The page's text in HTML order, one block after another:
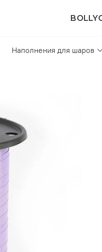
Наполнения для шаров